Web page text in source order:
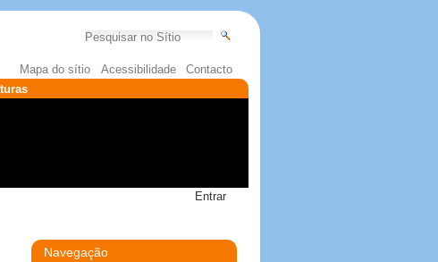
Pesquisar
Mapa do sítio Acessibilidade
Contacto
Entrar
Navegação